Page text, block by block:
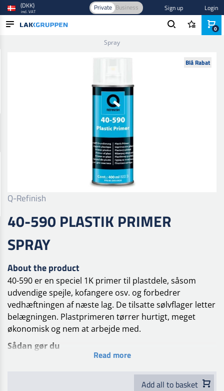
(DKK)
incl. VAT Private Business Sign up Login
Spray
Blå Rabat
Q-Refinish
40-590 PLASTIK PRIMER
SPRAY
About the product
40-590 er en speciel 1K primer til plastdele, såsom
udvendige spejle, kofangere osv. og forbedrer
vedhæftningen af næste lag. De tilsatte sølvflager letter
belægningen. Plastprimeren tørrer hurtigt, meget
økonomisk og nem at arbejde med.
Sådan gør du
grundigt i 2min, og påfør i 1 sprøjtegang. Lagtykkelse 3-
Read more
Add all to basket
0